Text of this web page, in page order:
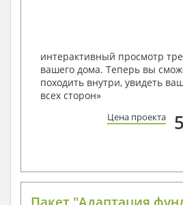
условий, за дополнительную плату.
Получить
наших специалистов,
способом связи:
по viber, e-mail, телефон -
интерактивный просмотр
вашего дома. Теперь вы
походить внутри, увидеть
всех сторон»
Цена проекта